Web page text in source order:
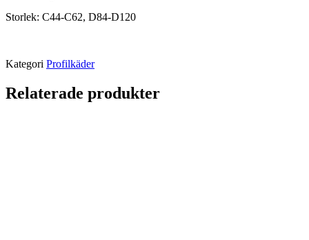
Storlek: C44-C62, D84-D120
Kategori Profilkäder
Relaterade produkter